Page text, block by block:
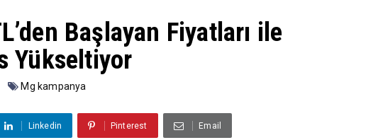
Başlayan Fiyatları ile
Yükseltiyor
Mg kampanya
Linkedin Pinterest Email